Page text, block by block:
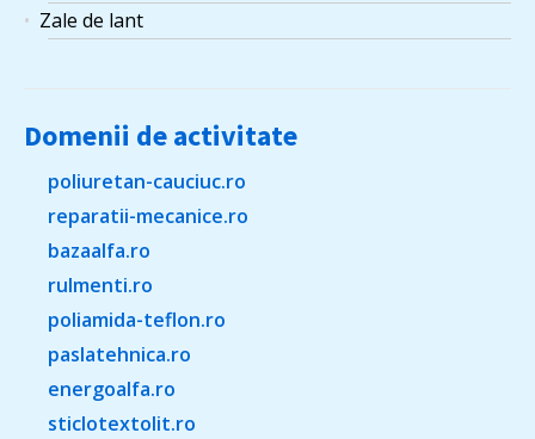
Zale de lant
Domenii de activitate
poliuretan-cauciuc.ro
reparatii-mecanice.ro
bazaalfa.ro
rulmenti.ro
poliamida-teflon.ro
paslatehnica.ro
energoalfa.ro
sticlotextolit.ro